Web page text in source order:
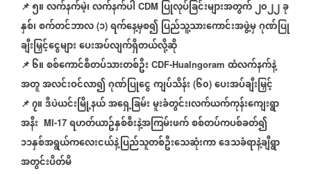
📌၅။လက်နက်မဲ့၊လက်နက်ပါ CDM ပြုလုပ်ခြင်းများအတွက်၂၀၂၂ခု
နှစ်၊စက်တင်ဘာလ (၁) ရက်နေ့မှစ၍ပြည်သူ့သားကောင်းအဖွဲ့မှဂုဏ်ပြု
ချီးမြှင့်ငွေများပေးအပ်လျက်ရှိတယ်လို့ဆို
📌၆။စစ်ကောင်စီတပ်သားတစ်ဦး CDF-Hualngoram ထံလက်နက်နဲ့
အတူအလင်းဝင်လာ၍ဂုဏ်ပြုငွေကျပ်သိန်း (၆၀) ပေးအပ်ချီးမြှင့်
📌၇။ဒီပဲယင်းမြို့နယ်အရှေ့ခြမ်းမူးခံတွင်း၊လက်ယက်ကုန်းကျေးရွာ
အနီး MI-17 ရဟတ်ယာဥ်နှစ်စီးနဲ့အကြမ်းဖက်စစ်တပ်ကပစ်ခတ်၍
၁၁နှစ်အရွယ်ကလေးငယ်နဲ့ပြည်သူတစ်ဦးသေဆုံးကာဒေသခံရာနဲ့ချီရွာ
အတွင်းပိတ်မိ